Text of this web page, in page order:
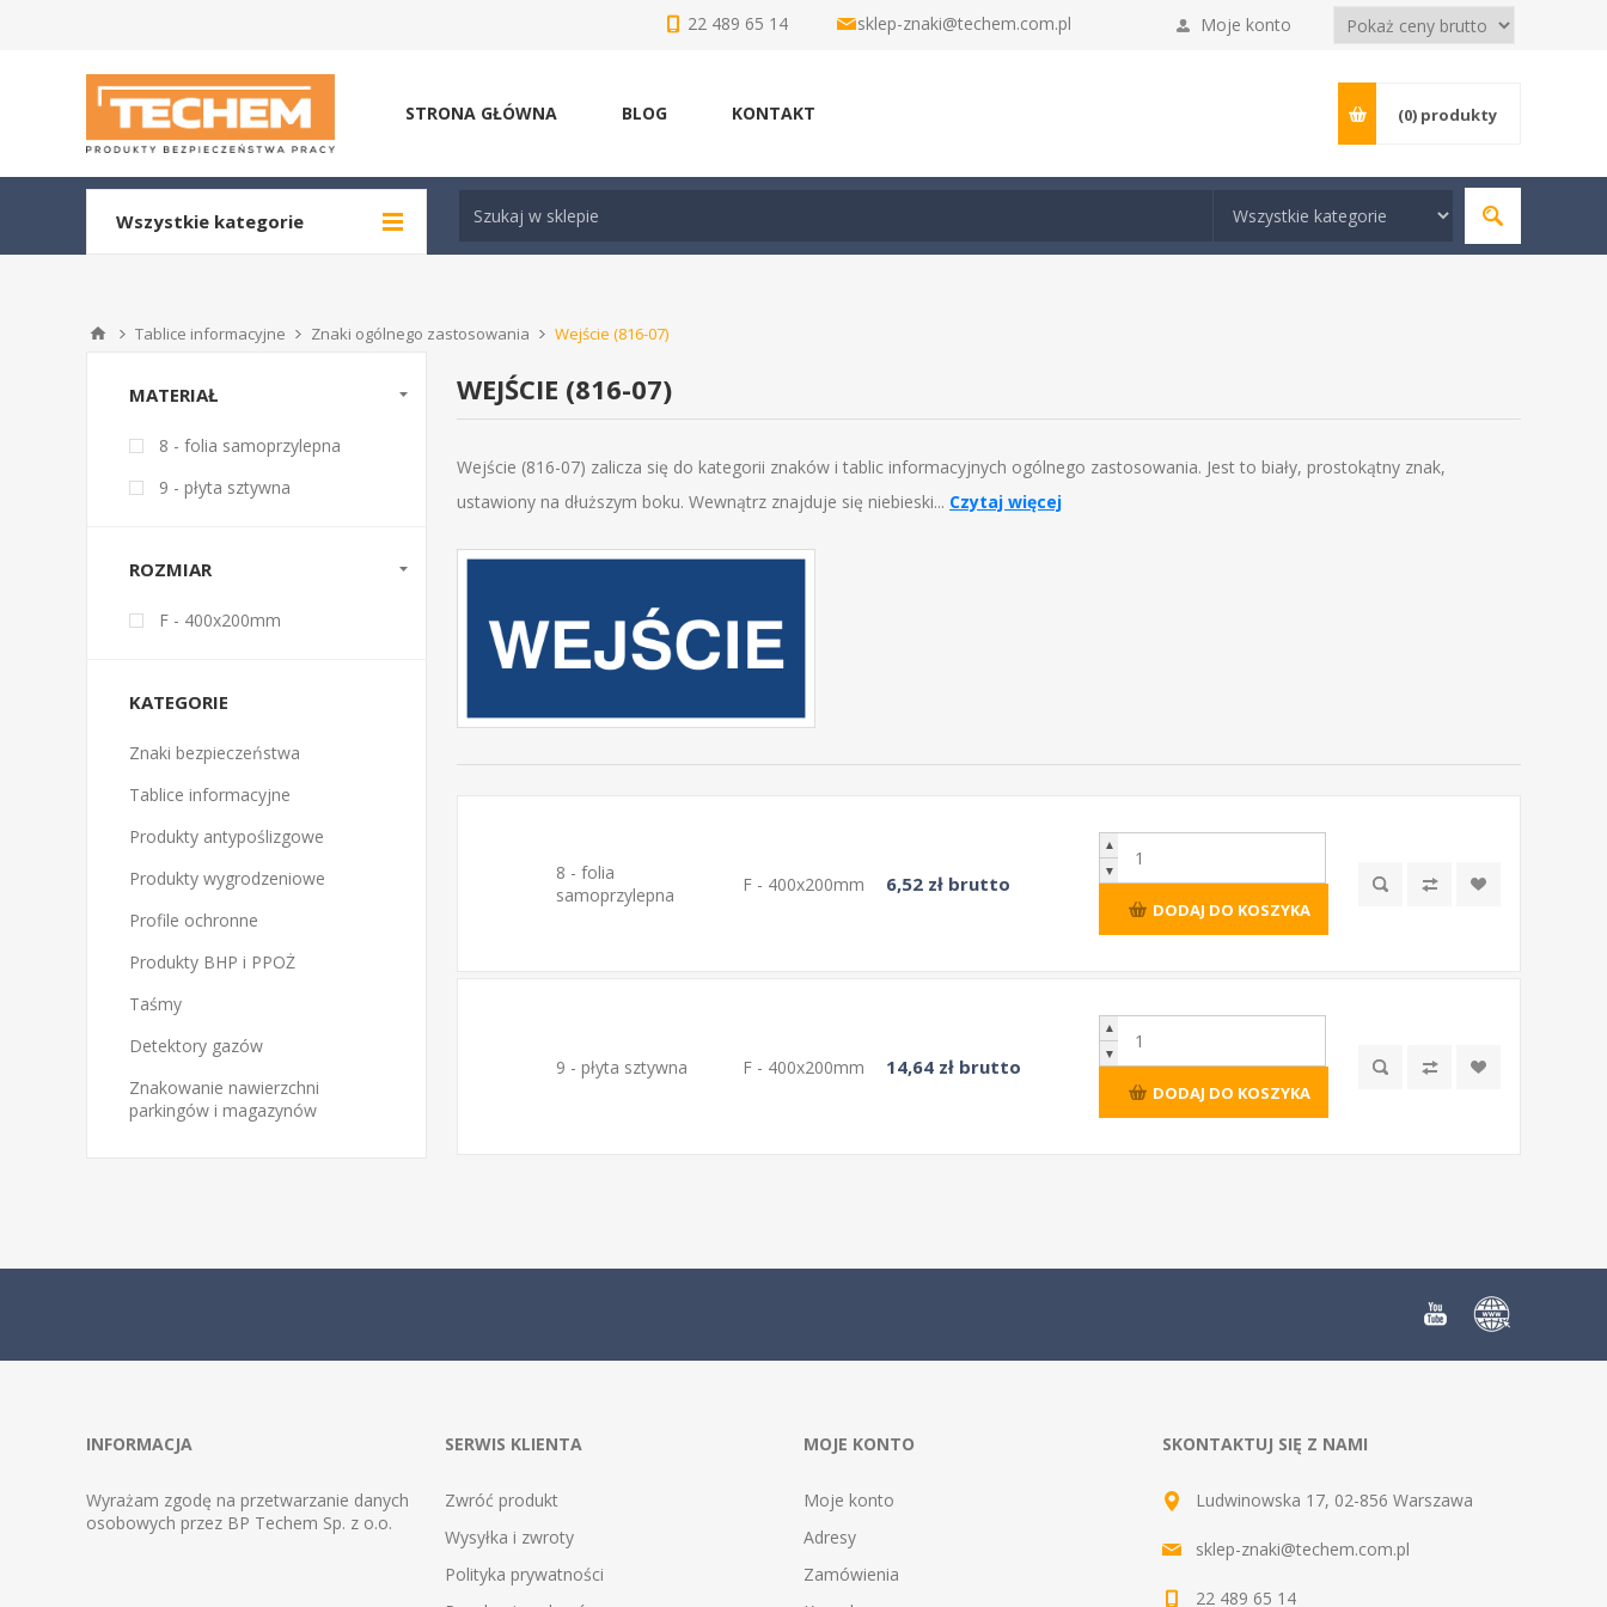
Moje konto
22 489 65 14 sklep-znaki@techem.com.pl
STRONA GŁÓWNA BLOG KONTAKT (0) produkty
Wszystkie kategorie
Tablice informacyjne Znaki ogólnego zastosowania Wejście (816-07)
WEJŚCIE (816-07)
Wejście (816-07) zalicza się do kategorii znaków i tablic informacyjnych ogólnego zastosowania. Jest to biały, prostokątny znak,
ustawiony na dłuższym boku. Wewnątrz znajduje się niebieski... Czytaj więcej
8 - folia
samoprzylepna
F - 400x200mm 6,52 zł brutto
▲
▼
DODAJ DO KOSZYKA
9 - płyta sztywna F - 400x200mm 14,64 zł brutto
▲
▼
DODAJ DO KOSZYKA
MATERIAŁ
8 - folia samoprzylepna
9 - płyta sztywna
ROZMIAR
F - 400x200mm
KATEGORIE
Znaki bezpieczeństwa
Tablice informacyjne
Produkty antypoślizgowe
Produkty wygrodzeniowe
Profile ochronne
Produkty BHP i PPOŻ
Taśmy
Detektory gazów
Znakowanie nawierzchni
parkingów i magazynów
INFORMACJA
Wyrażam zgodę na przetwarzanie danych
osobowych przez BP Techem Sp. z o.o.
SERWIS KLIENTA
Zwróć produkt
Wysyłka i zwroty
Polityka prywatności
MOJE KONTO
Moje konto
Adresy
Zamówienia
SKONTAKTUJ SIĘ Z NAMI
Ludwinowska 17, 02-856 Warszawa
sklep-znaki@techem.com.pl
22 489 65 14